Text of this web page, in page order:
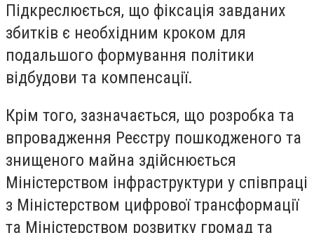
Підкреслюється, що фіксація завданих
збитків є необхідним кроком для
подальшого формування політики
відбудови та компенсації.
Крім того, зазначається, що розробка та
впровадження Реєстру пошкодженого та
знищеного майна здійснюється
Міністерством інфраструктури у співпраці
з Міністерством цифрової трансформації
та Міністерством розвитку громад та